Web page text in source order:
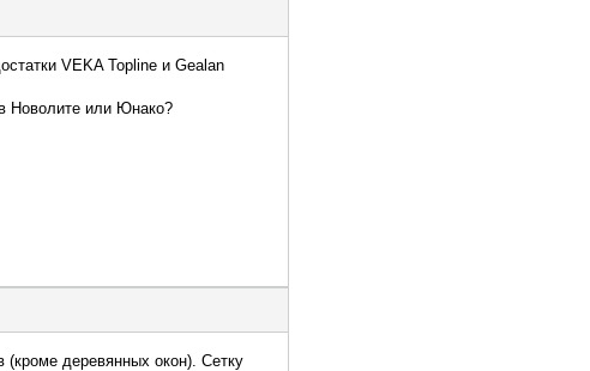
VEKA Topline и Gealan
Новолите или Юнако?
деревянных окон). Сетку